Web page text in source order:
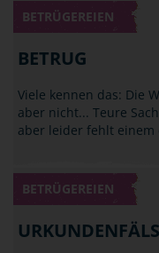
BETRÜGEREIEN
BETRUG
Viele kennen das: Die
aber nicht... Teure
aber leider fehlt einem
BETRÜGEREIEN